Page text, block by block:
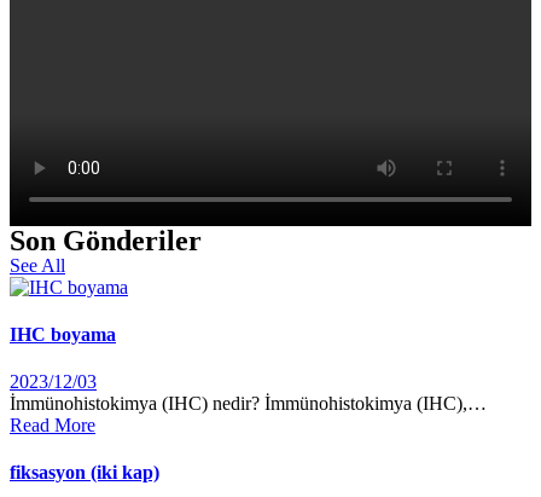
Son Gönderiler
See All
IHC boyama
2023/12/03
İmmünohistokimya (IHC) nedir? İmmünohistokimya (IHC),…
Read More
fiksasyon (iki kap)